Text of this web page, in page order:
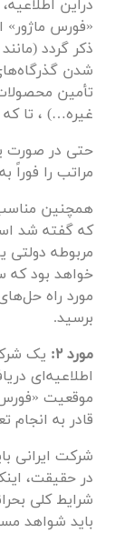
دراین
«فورس
ذکر گردد
شدن
تأمین
غیره…) ، تا
حتی در صورت
مراتب را فوراً
همچنین
که گفته شد
مربوطه دولتی
خواهد بود که
مورد راه
برسید.
مورد 2:
یک
اطلاعیه‌ای
موقعیت «فورس
قادر به انجام
شرکت ایرانی
در حقیقت،
شرایط کلی
باید شواهد